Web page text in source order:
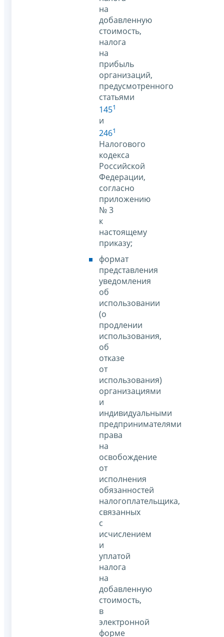
на
добавленную
стоимость,
налога
на
прибыль
организаций,
предусмотренного
статьями
1451
и
2461
Налогового
кодекса
Российской
Федерации,
согласно
приложению
№ 3
к
настоящему
приказу;
формат
представления
уведомления
об
использовании
(о
продлении
использования,
об
отказе
от
использования)
организациями
и
индивидуальными
предпринимателями
права
на
освобождение
от
исполнения
обязанностей
налогоплательщика,
связанных
с
исчислением
и
уплатой
налога
на
добавленную
стоимость,
в
электронной
форме